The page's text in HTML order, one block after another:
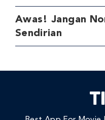
Awas! Jangan
Sendirian